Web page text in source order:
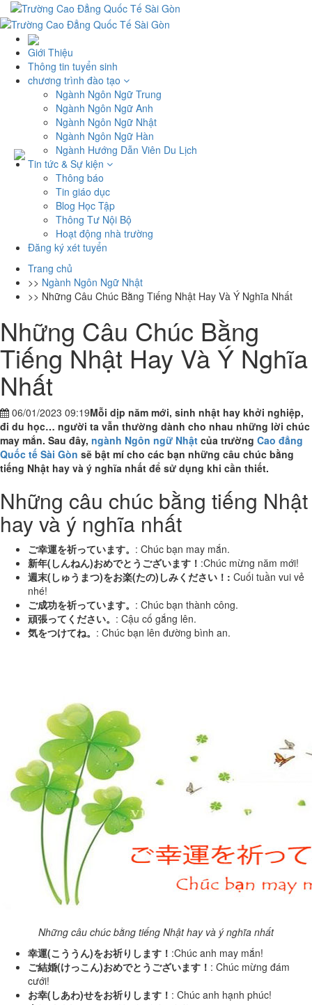
Giới Thiệu
Thông tin tuyển sinh
chương trình đào tạo
Ngành Ngôn Ngữ Trung
Ngành Ngôn Ngữ Anh
Ngành Ngôn Ngữ Nhật
Ngành Ngôn Ngữ Hàn
Ngành Hướng Dẫn Viên Du Lịch
Tin tức & Sự kiện
Thông báo
Tin giáo dục
Blog Học Tập
Thông Tư Nội Bộ
Hoạt động nhà trường
Đăng ký xét tuyển
Trang chủ
>> Ngành Ngôn Ngữ Nhật
>> Những Câu Chúc Bằng Tiếng Nhật Hay Và Ý Nghĩa Nhất
Những Câu Chúc Bằng
Tiếng Nhật Hay Và Ý Nghĩa
Nhất
06/01/2023 09:19Mỗi dịp năm mới, sinh nhật hay khởi nghiệp,
đi du học… người ta vẫn thường dành cho nhau những lời chúc
may mắn. Sau đây, ngành Ngôn ngữ Nhật của trường Cao đẳng
Quốc tế Sài Gòn sẽ bật mí cho các bạn những câu chúc bằng
tiếng Nhật hay và ý nghĩa nhất để sử dụng khi cần thiết.
Những câu chúc bằng tiếng Nhật
hay và ý nghĩa nhất
ご幸運を祈っています。 : Chúc bạn may mắn.
新年(しんねん)おめでとうございます！ :Chúc mừng năm mới!
週末(しゅうまつ)をお楽(たの)しみください！: Cuối tuần vui vẻ
nhé!
ご成功を祈っています。 : Chúc bạn thành công.
頑張ってください。 : Cậu cố gắng lên.
気をつけてね。 : Chúc bạn lên đường bình an.
Những câu chúc bằng tiếng Nhật hay và ý nghĩa nhất
幸運(こううん)をお祈りします！ :Chúc anh may mắn!
ご結婚(けっこん)おめでとうございます！ : Chúc mừng đám
cưới!
お幸(しあわ)せをお祈りします！ : Chúc anh hạnh phúc!